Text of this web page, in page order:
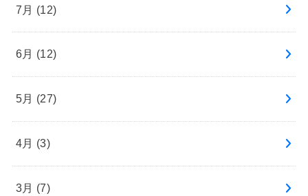
7月 (12)
6月 (12)
5月 (27)
4月 (3)
3月 (7)